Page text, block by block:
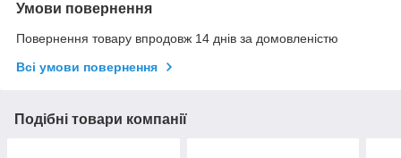
Умови повернення
Повернення товару впродовж 14 днів за домовленістю
Всі умови повернення
Подібні товари компанії